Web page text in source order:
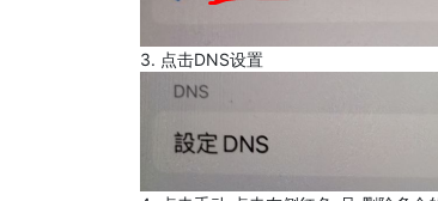
3. 点击DNS设置